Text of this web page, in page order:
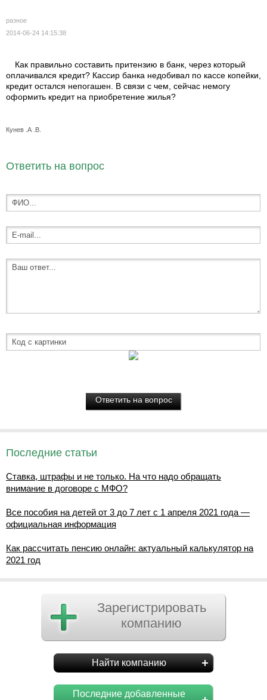
разное
2014-06-24 14:15:38
Как правильно составить притензию в банк, через который
оплачивался кредит? Кассир банка недобивал по кассе копейки,
кредит остался непогашен. В связи с чем, сейчас немогу
оформить кредит на приобретение жилья?
Кунев .А .В.
Ответить на вопрос
Последние статьи
Ставка, штрафы и не только. На что надо обращать
внимание в договоре с МФО?
Все пособия на детей от 3 до 7 лет с 1 апреля 2021 года —
официальная информация
Как рассчитать пенсию онлайн: актуальный калькулятор на
2021 год
Зарегистрировать
компанию
Найти компанию
Последние добавленные